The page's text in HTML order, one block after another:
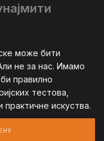
може бити
не за нас. Имамо
правилно
тестова,
практичне искуства.